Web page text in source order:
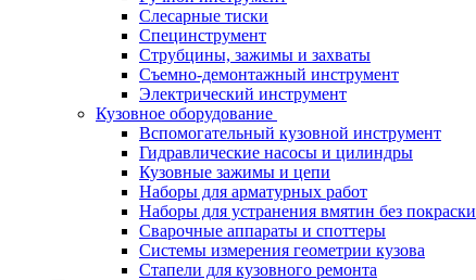
Слесарные тиски
Специнструмент
Струбцины, зажимы и захваты
Съемно-демонтажный инструмент
Электрический инструмент
Кузовное оборудование
Вспомогательный кузовной инструмент
Гидравлические насосы и цилиндры
Кузовные зажимы и цепи
Наборы для арматурных работ
Наборы для устранения вмятин без покраски
Сварочные аппараты и споттеры
Системы измерения геометрии кузова
Стапели для кузовного ремонта